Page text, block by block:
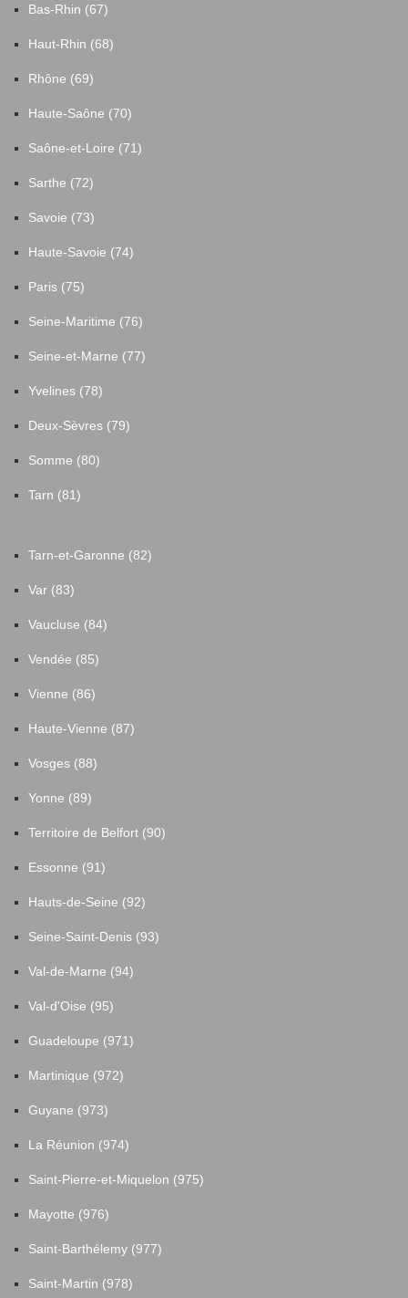
Bas-Rhin (67)
Haut-Rhin (68)
Rhône (69)
Haute-Saône (70)
Saône-et-Loire (71)
Sarthe (72)
Savoie (73)
Haute-Savoie (74)
Paris (75)
Seine-Maritime (76)
Seine-et-Marne (77)
Yvelines (78)
Deux-Sèvres (79)
Somme (80)
Tarn (81)
Tarn-et-Garonne (82)
Var (83)
Vaucluse (84)
Vendée (85)
Vienne (86)
Haute-Vienne (87)
Vosges (88)
Yonne (89)
Territoire de Belfort (90)
Essonne (91)
Hauts-de-Seine (92)
Seine-Saint-Denis (93)
Val-de-Marne (94)
Val-d'Oise (95)
Guadeloupe (971)
Martinique (972)
Guyane (973)
La Réunion (974)
Saint-Pierre-et-Miquelon (975)
Mayotte (976)
Saint-Barthélemy (977)
Saint-Martin (978)